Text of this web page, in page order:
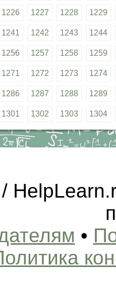
1226 1227 1228 1229
1241 1242 1243 1244
1256 1257 1258 1259
1271 1272 1273 1274
1286 1287 1288 1289
1301 1302 1303 1304
•